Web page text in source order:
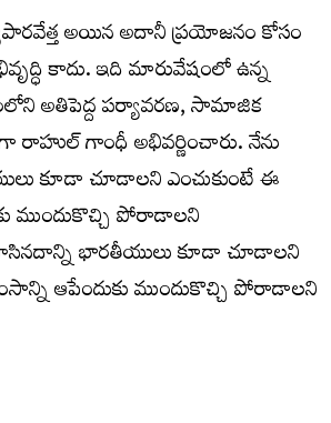
అయిన అదానీ ప్రయోజనం కోసం
కాదు. ఇది మారువేషంలో ఉన్న
అతిపెద్ద పర్యావరణ, సామాజిక
గాంధీ అభివర్ణించారు. నేను
కూడా చూడాలని ఎంచుకుంటే ఈ
ముందుకొచ్చి పోరాడాలని
భారతీయులు కూడా చూడాలని
ఆపేందుకు ముందుకొచ్చి పోరాడాలని